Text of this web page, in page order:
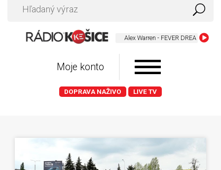
Alex Warren - FEVER DREAM
Moje konto
DOPRAVA NAŽIVO LIVE TV